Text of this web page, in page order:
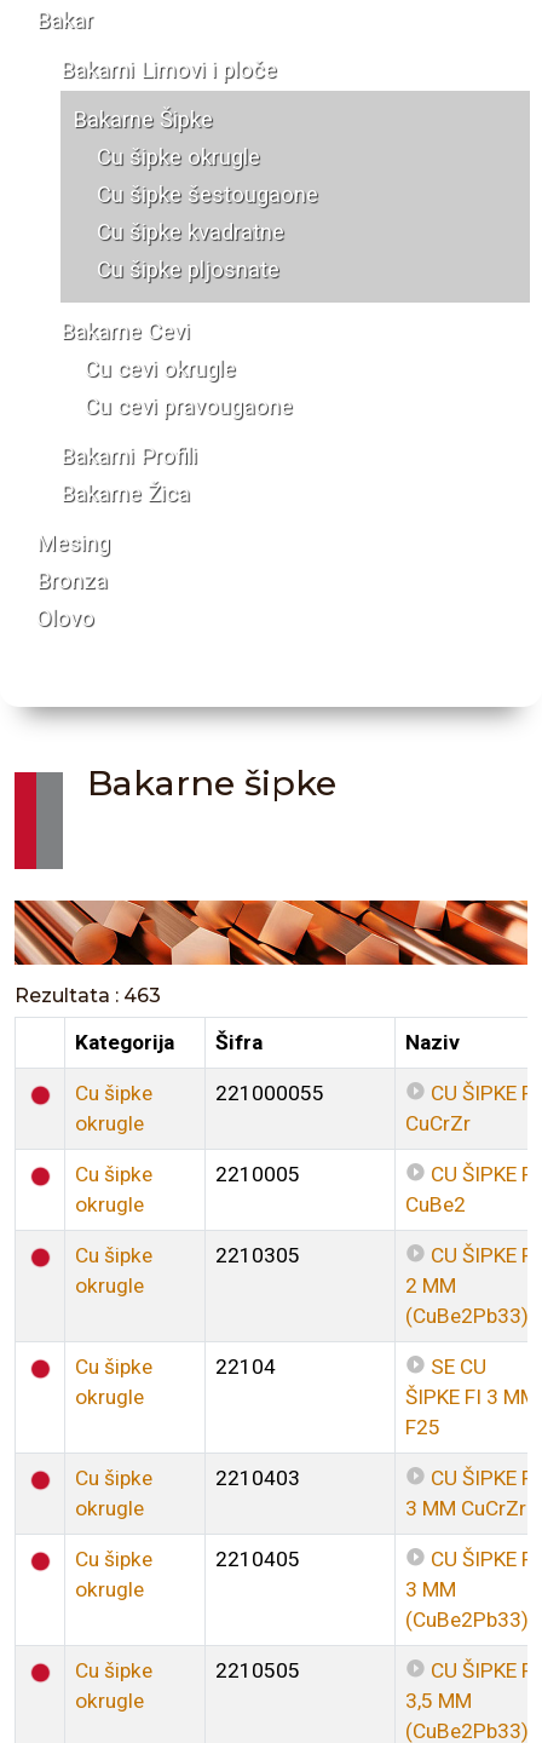
Bakar
Bakarni Limovi i ploče
Bakarne Šipke
Cu šipke okrugle
Cu šipke šestougaone
Cu šipke kvadratne
Cu šipke pljosnate
Bakarne Cevi
Cu cevi okrugle
Cu cevi pravougaone
Bakarni Profili
Bakarne Žica
Mesing
Bronza
Olovo
Bakarne šipke
Rezultata : 463
Kategorija Šifra Naziv
Cu šipke
okrugle
221000055
CU ŠIPKE FI
CuCrZr
Cu šipke
okrugle
2210005
CU ŠIPKE FI
CuBe2
Cu šipke
okrugle
2210305
CU ŠIPKE FI
2 MM
(CuBe2Pb33)
Cu šipke
okrugle
22104
SE CU
ŠIPKE FI 3 MM
F25
Cu šipke
okrugle
2210403
CU ŠIPKE FI
3 MM CuCrZr
Cu šipke
okrugle
2210405
CU ŠIPKE FI
3 MM
(CuBe2Pb33)
Cu šipke
okrugle
2210505
CU ŠIPKE FI
3,5 MM
(CuBe2Pb33)